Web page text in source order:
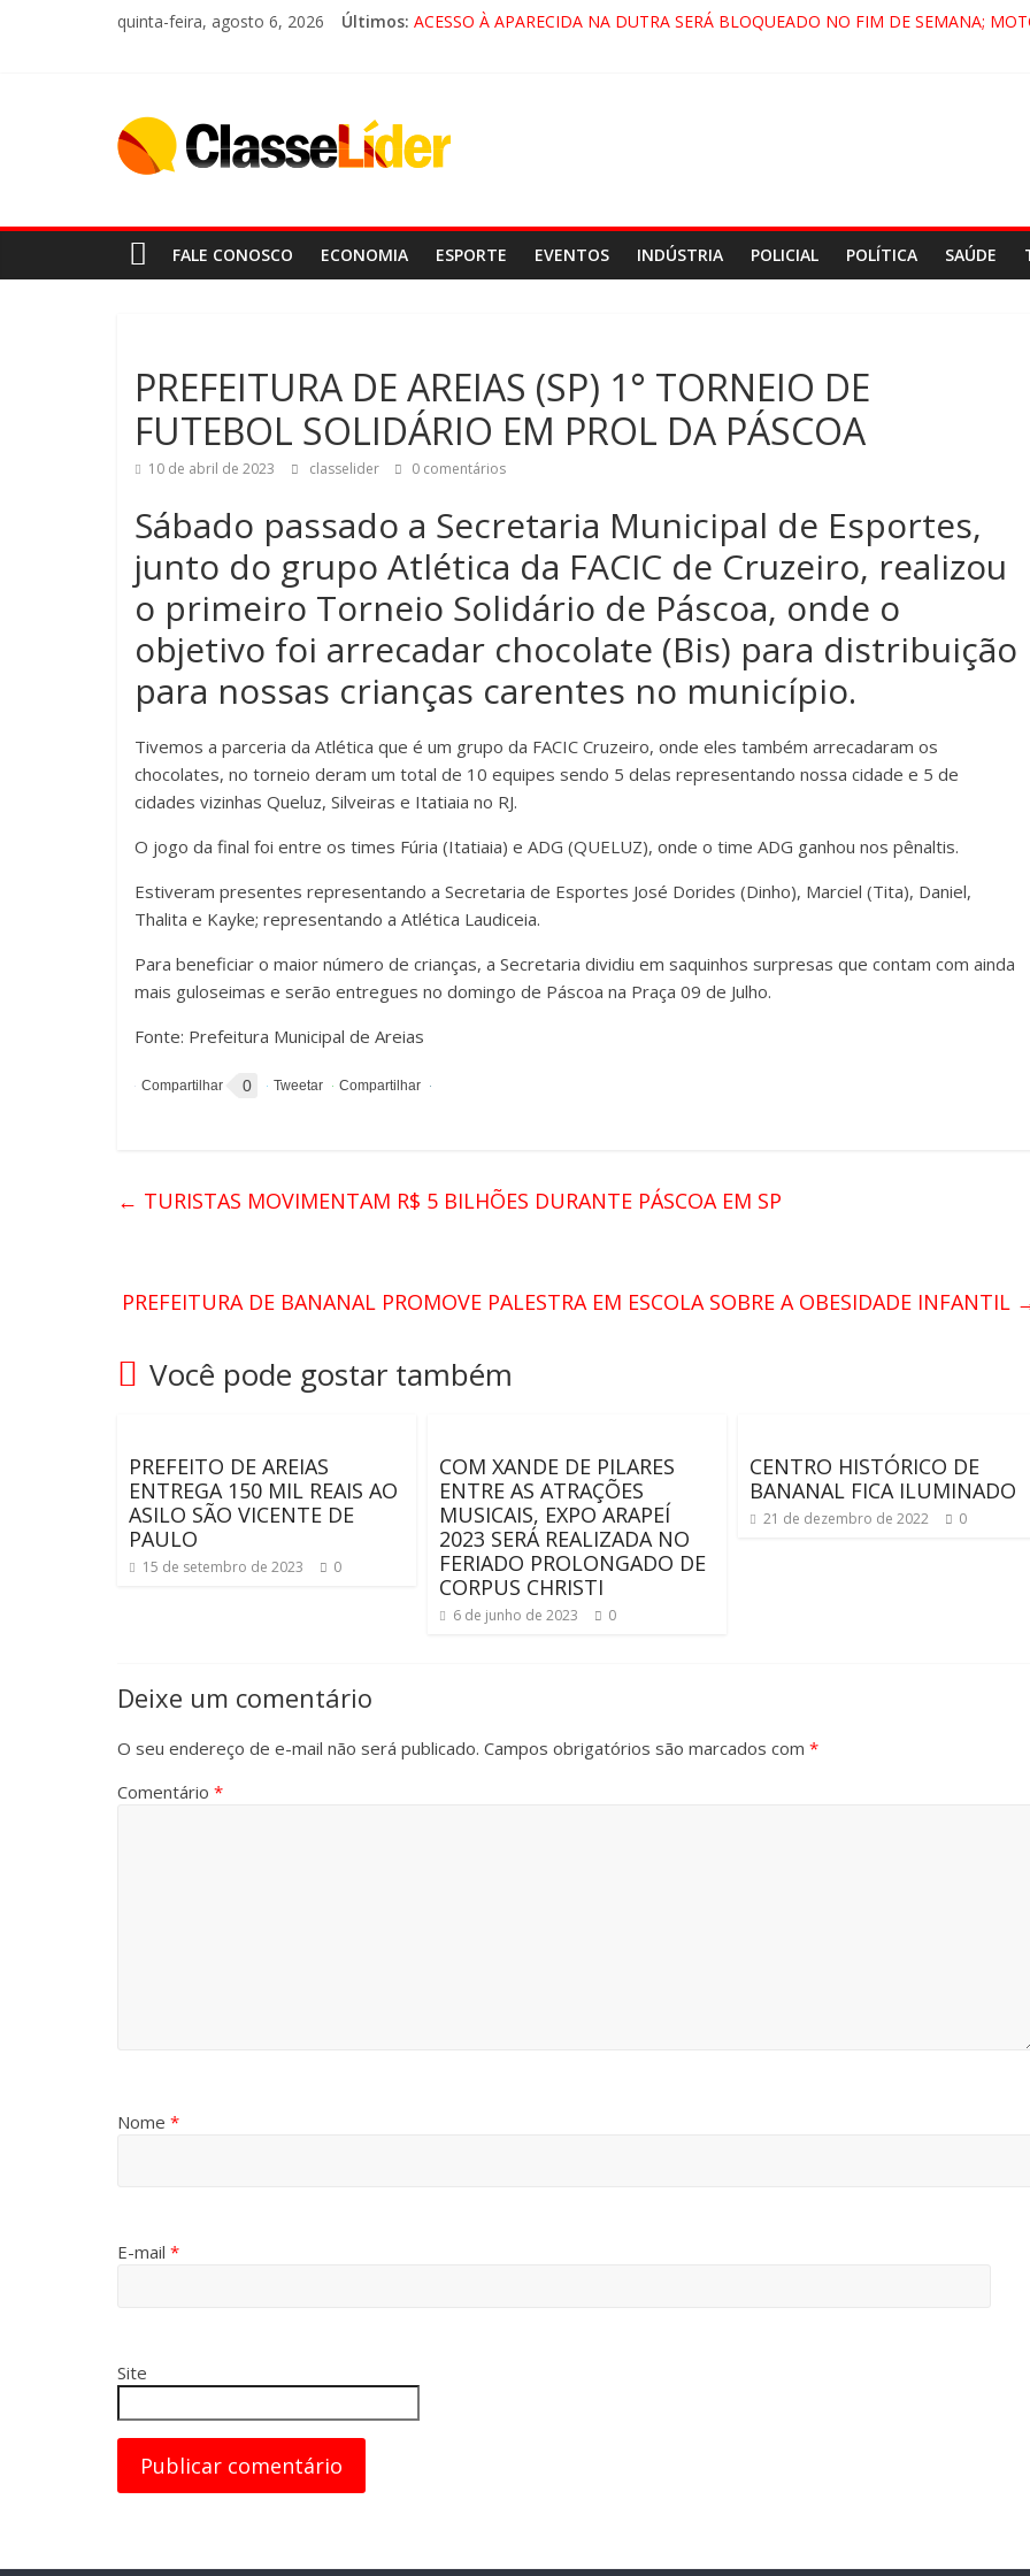
quinta-feira, agosto 6, 2026 Últimos: ACESSO À APARECIDA NA DUTRA SERÁ BLOQUEADO NO FIM DE SEMANA;
FALE CONOSCO ECONOMIA ESPORTE EVENTOS INDÚSTRIA POLICIAL POLÍTICA SAÚDE
PREFEITURA DE AREIAS (SP) 1° TORNEIO DE
FUTEBOL SOLIDÁRIO EM PROL DA PÁSCOA
10 de abril de 2023 classelider 0 comentários
Sábado passado a Secretaria Municipal de Esportes,
junto do grupo Atlética da FACIC de Cruzeiro, realizou
o primeiro Torneio Solidário de Páscoa, onde o
objetivo foi arrecadar chocolate (Bis) para distribuição
para nossas crianças carentes no município.
Tivemos a parceria da Atlética que é um grupo da FACIC Cruzeiro, onde eles também arrecadaram os
chocolates, no torneio deram um total de 10 equipes sendo 5 delas representando nossa cidade e 5 de
cidades vizinhas Queluz, Silveiras e Itatiaia no RJ.
O jogo da final foi entre os times Fúria (Itatiaia) e ADG (QUELUZ), onde o time ADG ganhou nos pênaltis.
Estiveram presentes representando a Secretaria de Esportes José Dorides (Dinho), Marciel (Tita), Daniel,
Thalita e Kayke; representando a Atlética Laudiceia.
Para beneficiar o maior número de crianças, a Secretaria dividiu em saquinhos surpresas que contam com ainda
mais guloseimas e serão entregues no domingo de Páscoa na Praça 09 de Julho.
Fonte: Prefeitura Municipal de Areias
0
← TURISTAS MOVIMENTAM R$ 5 BILHÕES DURANTE PÁSCOA EM SP
PREFEITURA DE BANANAL PROMOVE PALESTRA EM ESCOLA SOBRE A OBESIDADE INFANTIL
Você pode gostar também
PREFEITO DE AREIAS
ENTREGA 150 MIL REAIS AO
ASILO SÃO VICENTE DE
PAULO
15 de setembro de 2023 0
COM XANDE DE PILARES
ENTRE AS ATRAÇÕES
MUSICAIS, EXPO ARAPEÍ
2023 SERÁ REALIZADA NO
FERIADO PROLONGADO DE
CORPUS CHRISTI
6 de junho de 2023 0
CENTRO HISTÓRICO DE
BANANAL FICA ILUMINADO
21 de dezembro de 2022 0
Deixe um comentário
O seu endereço de e-mail não será publicado. Campos obrigatórios são marcados com *
Comentário *
Nome *
E-mail *
Site